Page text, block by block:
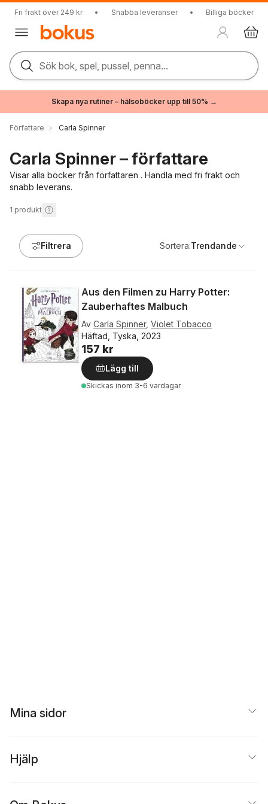
Fri frakt över 249 kr • Snabba leveranser • Billiga böcker
Sök bok, spel, pussel, penna...
Skapa nya rutiner – hälsoböcker upp till 50% →
Författare Carla Spinner
Carla Spinner – författare
Visar alla böcker från författaren . Handla med fri frakt och
snabb leverans.
1 produkt
Filtrera Sortera:Trendande
Aus den Filmen zu Harry Potter:
Zauberhaftes Malbuch
Av Carla Spinner, Violet Tobacco
Häftad, Tyska, 2023
157 kr
Lägg till
Skickas inom 3-6 vardagar
Mina sidor
Hjälp